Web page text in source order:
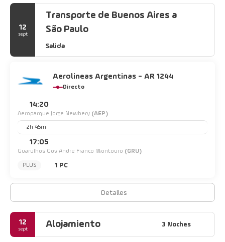
12
sept
Transporte de Buenos Aires a
São Paulo
Salida
Aerolineas Argentinas - AR 1244
Directo
14:20
Aeroparque Jorge Newbery (AEP)
2h 45m
17:05
Guarulhos Gov Andre Franco Montouro (GRU)
PLUS 1 PC
Detalles
12
sept Alojamiento 3 Noches